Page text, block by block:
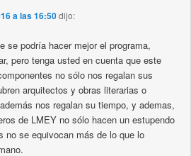
a las 16:50dijo:
se podría hacer mejor el programa,
pero tenga usted en cuenta que este
no sólo nos regalan sus
arquitectos y obras literarias o
nos regalan su tiempo, y ademas,
de LMEY no sólo hacen un estupendo
no se equivocan más de lo que lo